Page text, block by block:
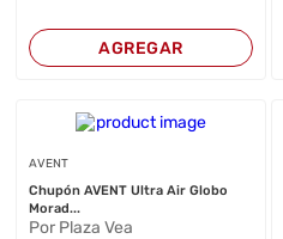
AGREGAR
AVENT
Chupón AVENT Ultra Air Globo
Morad...
Por Plaza Vea